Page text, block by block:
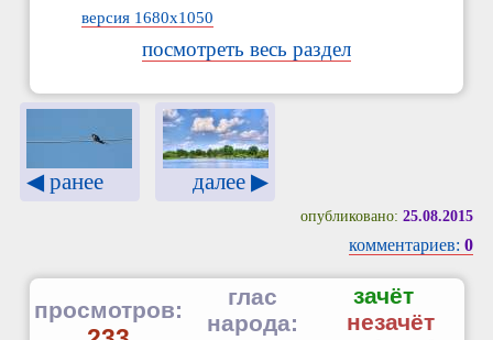
версия 1680x1050
посмотреть весь раздел
◀ ранее далее ▶
опубликовано: 25.08.2015
комментариев: 0
просмотров:
глас
народа:
зачёт
незачёт